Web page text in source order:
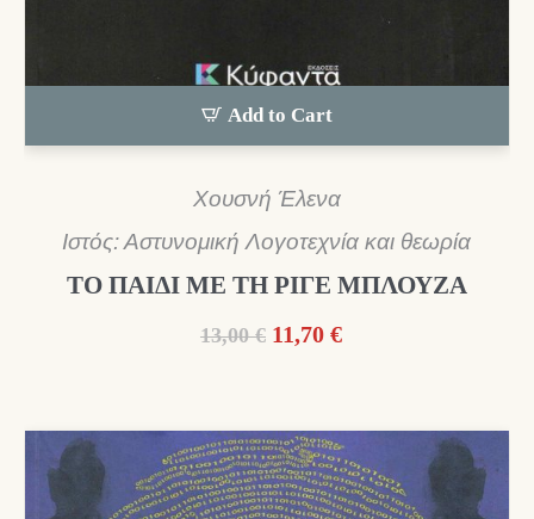
Add to Cart
Χουσνή Έλενα
Ιστός: Αστυνομική Λογοτεχνία και θεωρία
ΤΟ ΠΑΙΔΙ ΜΕ ΤΗ ΡΙΓΕ ΜΠΛΟΥΖΑ
13,00 € Original
13,00 €.
11,70 €Η
είναι:
11,70 €.